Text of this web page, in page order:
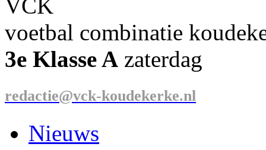
VCK
voetbal combinatie
3e Klasse A zaterdag
redactie@vck-koudekerke.nl
Nieuws